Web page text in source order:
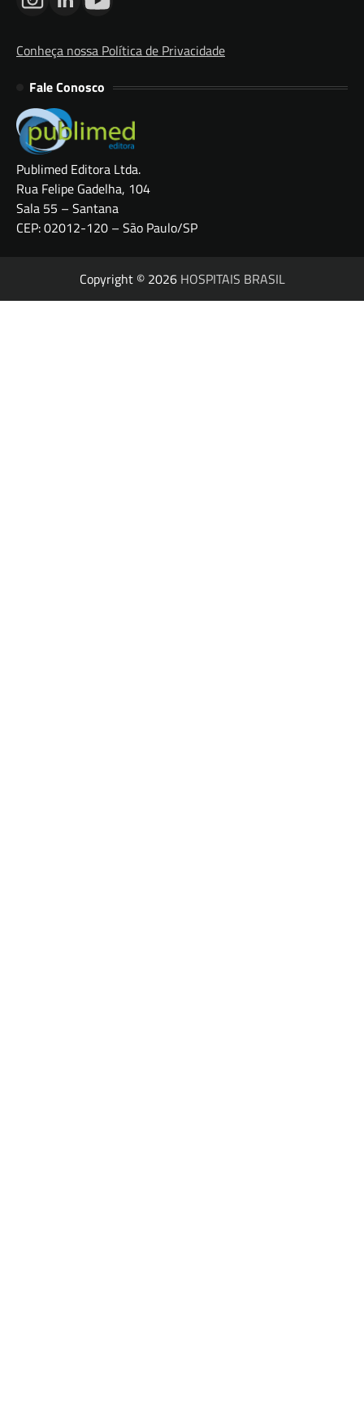
Conheça nossa Política de Privacidade
Fale Conosco
Publimed Editora Ltda.
Rua Felipe Gadelha, 104
Sala 55 – Santana
CEP: 02012-120 – São Paulo/SP
Copyright © 2026 HOSPITAIS BRASIL